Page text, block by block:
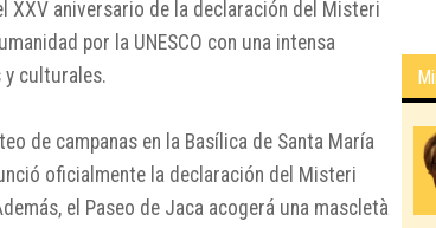
XXV aniversario de la declaración del Misteri
por la UNESCO con una intensa
culturales.
de campanas en la Basílica de Santa María
oficialmente la declaración del Misteri
el Paseo de Jaca acogerá una mascletà